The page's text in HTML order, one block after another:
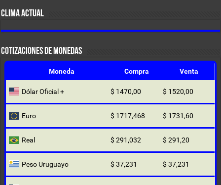
CLIMA ACTUAL
COTIZACIONES DE MONEDAS
Moneda Compra Venta
Dólar Oficial + $ 1470,00 $ 1520,00
Euro $ 1717,468 $ 1731,60
Real $ 291,032 $ 291,20
Peso Uruguayo $ 37,231 $ 37,231